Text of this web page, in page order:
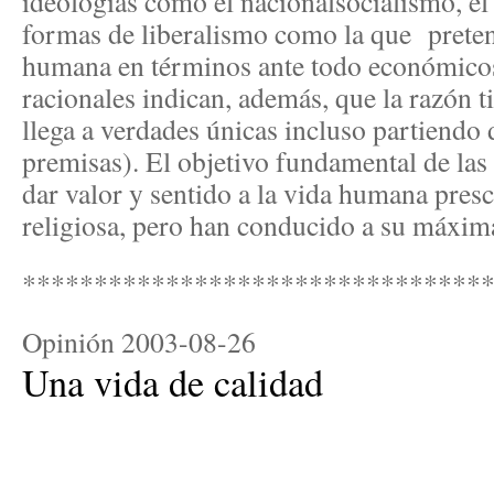
formas de liberalismo como la que
humana en términos ante todo
racionales indican, además, que la razón
llega a verdades únicas incluso partiendo
premisas). El objetivo fundamental de
dar valor y sentido a la vida humana
religiosa, pero han conducido a su
Opinión 2003-08-26
Una vida de calidad